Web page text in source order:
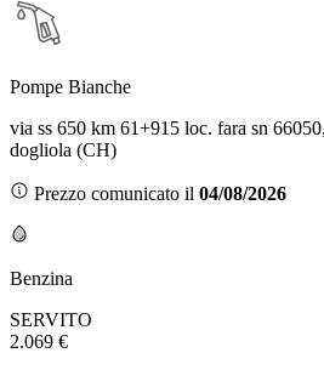
Pompe Bianche
via ss 650 km 61+915 loc. fara sn
dogliola (CH)
Prezzo comunicato il 04/08/2026
Benzina
SERVITO
2.069 €